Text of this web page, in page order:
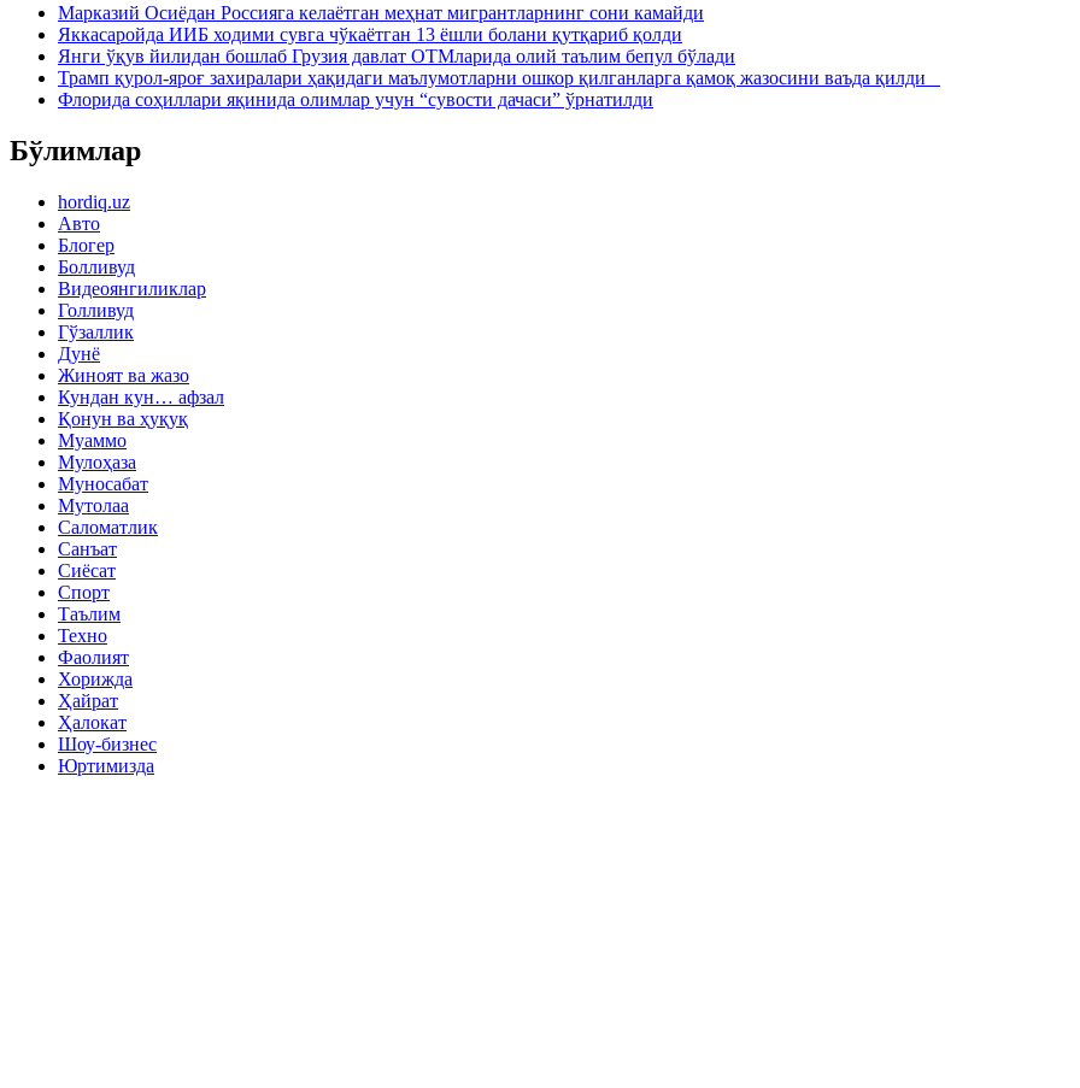
Марказий Осиёдан Россияга келаётган меҳнат мигрантларнинг сони камайди
Яккасаройда ИИБ ходими сувга чўкаётган 13 ёшли болани қутқариб қолди
Янги ўқув йилидан бошлаб Грузия давлат ОТМларида олий таълим бепул бўлади
Трамп қурол-яроғ захиралари ҳақидаги маълумотларни ошкор қилганларга қамоқ жазосини ваъда қилди
Флорида соҳиллари яқинида олимлар учун “сувости дачаси” ўрнатилди
Бўлимлар
hordiq.uz
Авто
Блогер
Болливуд
Видеоянгиликлар
Голливуд
Гўзаллик
Дунё
Жиноят ва жазо
Кундан кун… афзал
Қонун ва ҳуқуқ
Муаммо
Мулоҳаза
Муносабат
Мутолаа
Саломатлик
Санъат
Сиёсат
Спорт
Таълим
Техно
Фаолият
Хорижда
Ҳайрат
Ҳалокат
Шоу-бизнес
Юртимизда